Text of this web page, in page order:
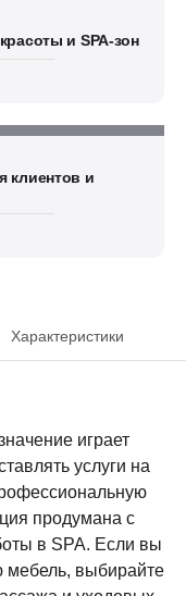
и SPA-зон
клиентов и
Характеристики
играет
услуги на
продумана с
в SPA. Если вы
мебель, выбирайте